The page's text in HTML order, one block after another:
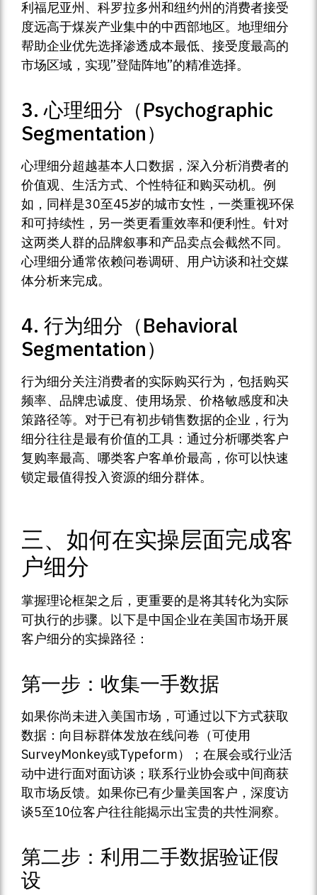
利福尼亚州、科罗拉多州和纽约州的消费者接受
度远高于煤炭产业集中的中西部地区。地理细分
帮助企业优先选择渗透成本最低、接受度最高的
市场区域，实现”登陆阵地”的精准选择。
3. 心理细分（Psychographic
Segmentation）
心理细分超越基本人口数据，深入分析消费者的
价值观、生活方式、个性特征和购买动机。例
如，同样是30至45岁的城市女性，一类重视环保
和可持续性，另一类更看重效率和便利性。针对
这两类人群的品牌叙事和产品卖点会截然不同。
心理细分通常依赖问卷调研、用户访谈和社交媒
体分析来完成。
4. 行为细分（Behavioral
Segmentation）
行为细分关注消费者的实际购买行为，包括购买
频率、品牌忠诚度、使用场景、价格敏感度和决
策路径等。对于已有初步销售数据的企业，行为
细分往往是最有价值的工具：通过分析哪类客户
复购率最高、哪类客户客单价最高，你可以快速
锁定最值得投入资源的细分群体。
三、如何在实操层面完成客
户细分
掌握理论框架之后，更重要的是将其转化为实际
可执行的步骤。以下是中国企业在美国市场开展
客户细分的实操路径：
第一步：收集一手数据
如果你尚未进入美国市场，可通过以下方式获取
数据：向目标群体发放在线问卷（可使用
SurveyMonkey或Typeform）；在展会或行业活
动中进行面对面访谈；联系行业协会或中间商获
取市场反馈。如果你已有少量美国客户，深度访
谈5至10位客户往往能揭示出宝贵的共性洞察。
第二步：利用二手数据验证假
设